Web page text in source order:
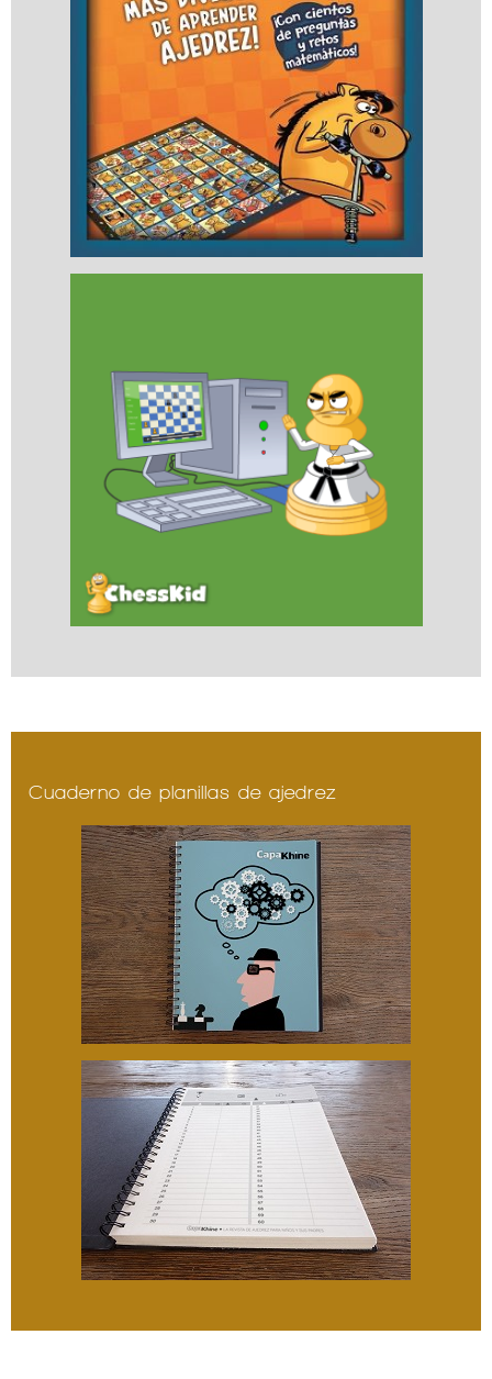
Cuaderno de planillas de ajedrez